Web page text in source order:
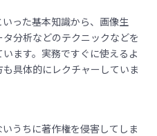
いった基本知識から、画像生
分析などのテクニックなどを
ます。実務ですぐに使えるよ
具体的にレクチャーしていま
うちに著作権を侵害してしま